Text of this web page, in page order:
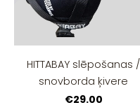
HITTABAY slēpošanas /
snovborda ķivere
€29.00